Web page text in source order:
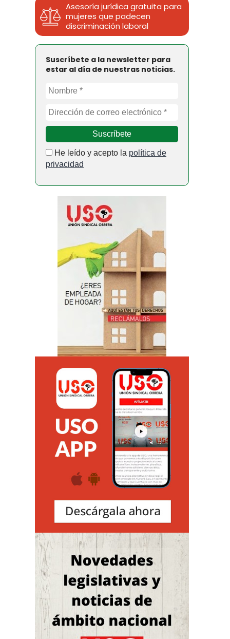
Asesoría jurídica gratuita para
mujeres que padecen
discriminación laboral
Suscríbete a la newsletter para
estar al día de nuestras noticias.
He leído y acepto la política de
privacidad